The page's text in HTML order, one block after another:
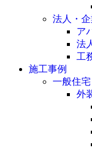
法人・
ア
法
工
施工事例
一般住宅
外